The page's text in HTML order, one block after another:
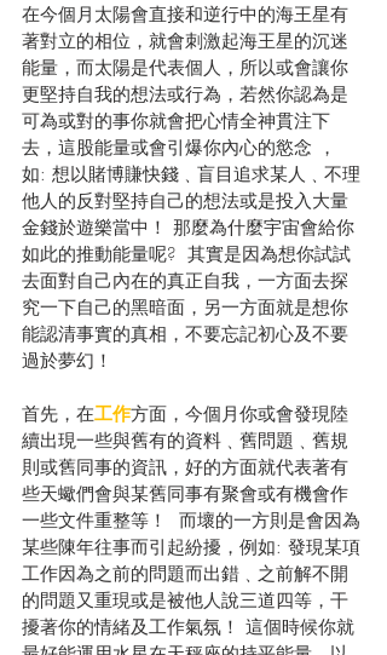
在今個月太陽會直接和逆行中的海王星有
著對立的相位，就會刺激起海王星的沉迷
能量，而太陽是代表個人，所以或會讓你
更堅持自我的想法或行為，若然你認為是
可為或對的事你就會把心情全神貫注下
去，這股能量或會引爆你內心的慾念 ，
如: 想以賭博賺快錢﹑盲目追求某人﹑不理
他人的反對堅持自己的想法或是投入大量
金錢於遊樂當中！ 那麼為什麼宇宙會給你
如此的推動能量呢?  其實是因為想你試試
去面對自己內在的真正自我，一方面去探
究一下自己的黑暗面，另一方面就是想你
能認清事實的真相，不要忘記初心及不要
過於夢幻！
首先，在工作方面，今個月你或會發現陸
續出現一些與舊有的資料﹑舊問題﹑舊規
則或舊同事的資訊，好的方面就代表著有
些天蠍們會與某舊同事有聚會或有機會作
一些文件重整等！  而壞的一方則是會因為
某些陳年往事而引起紛擾，例如: 發現某項
工作因為之前的問題而出錯﹑之前解不開
的問題又重現或是被他人說三道四等，干
擾著你的情緒及工作氣氛！ 這個時候你就